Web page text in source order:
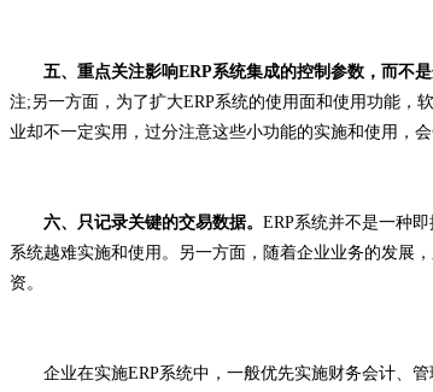
五、重点关注影响ERP系统集成的控制参数，而不是
注;另一方面，为了扩大ERP系统的使用面和使用功能，
业却不一定实用，过分注意这些小功能的实施和使用，
六、只记录关键的交易数据。 ERP系统并不是一种
系统越难实施和使用。另一方面，随着企业业务的发展
资。
企业在实施ERP系统中，一般优先实施财务会计、管